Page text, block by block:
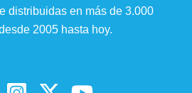
distribuidas en más de 3.000
2005 hasta hoy.